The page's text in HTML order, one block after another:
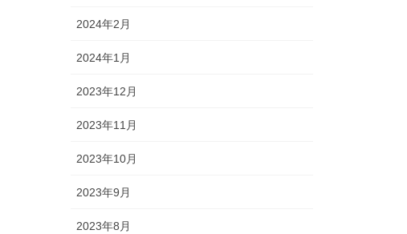
2024年2月
2024年1月
2023年12月
2023年11月
2023年10月
2023年9月
2023年8月